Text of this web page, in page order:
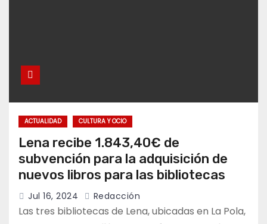
ACTUALIDAD CULTURA Y OCIO
Lena recibe 1.843,40€ de
subvención para la adquisición de
nuevos libros para las bibliotecas
Jul 16, 2024 Redacción
Las tres bibliotecas de Lena, ubicadas en La Pola,